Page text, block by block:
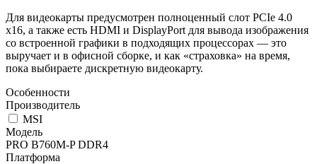
Для видеокарты предусмотрен полноценный слот PCIe 4.0
x16, а также есть HDMI и DisplayPort для вывода изображения
со встроенной графики в подходящих процессорах — это
выручает и в офисной сборке, и как «страховка» на время,
пока выбираете дискретную видеокарту.
Особенности
Производитель
MSI
Модель
PRO B760M-P DDR4
Платформа